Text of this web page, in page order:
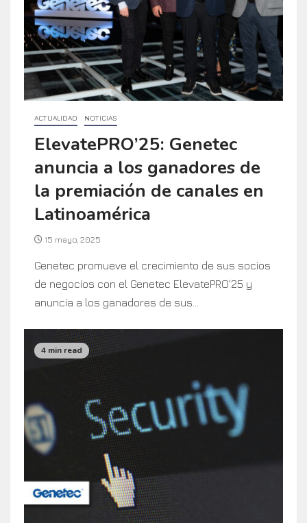
ACTUALIDAD NOTICIAS
ElevatePRO’25: Genetec
anuncia a los ganadores de
la premiación de canales en
Latinoamérica
15 mayo, 2025
Genetec promueve el crecimiento de sus socios
de negocios con el Genetec ElevatePRO'25 y
anuncia a los ganadores de sus...
4 min read